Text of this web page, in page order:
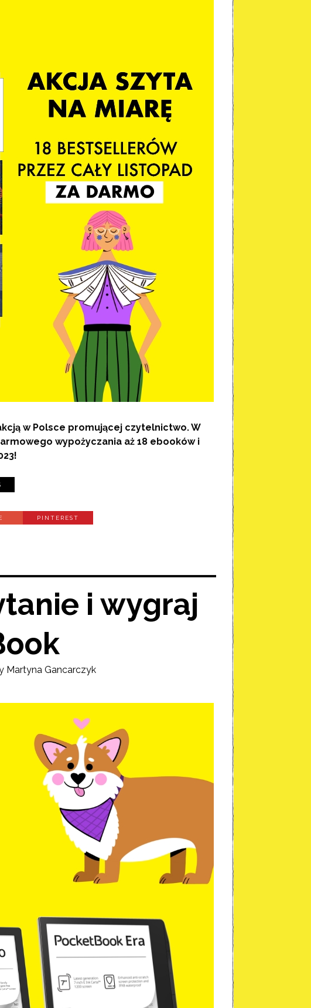
w Polsce promującej czytelnictwo. W
wypożyczania aż 18 ebooków i
PINTEREST
i wygraj
Martyna Gancarczyk